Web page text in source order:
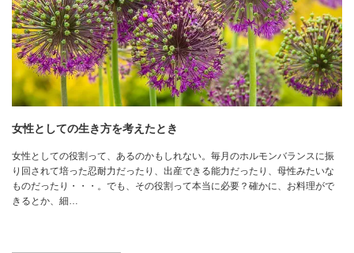
女性としての生き方を考えたとき
女性としての役割って、あるのかもしれない。毎月のホルモンバランスに振
り回されて培った忍耐力だったり、出産できる能力だったり、母性みたいな
ものだったり・・・。でも、その役割って本当に必要？確かに、お料理がで
きるとか、細…